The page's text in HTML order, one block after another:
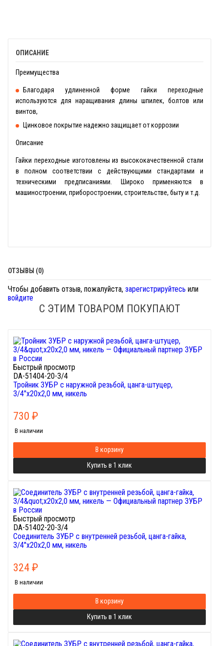
ОПИСАНИЕ
Преимущества
Благодаря удлиненной форме гайки переходные
используются для наращивания длины шпилек, болтов или
винтов,
Цинковое покрытие надежно защищает от коррозии
Описание
Гайки переходные изготовлены из высококачественной стали
в полном соответствии с действующими стандартами и
техническими предписаниями. Широко применяются в
машиностроении, приборостроении, строительстве, быту и т.д.
ОТЗЫВЫ (0)
Чтобы добавить отзыв, пожалуйста, зарегистрируйтесь или
войдите
С ЭТИМ ТОВАРОМ ПОКУПАЮТ
Быстрый просмотр
DA-51404-20-3/4
Тройник ЗУБР с наружной резьбой, цанга-штуцер,
3/4"х20х2,0 мм, никель
730 ₽
В наличии
В корзину
Купить в 1 клик
Быстрый просмотр
DA-51402-20-3/4
Соединитель ЗУБР с внутренней резьбой, цанга-гайка,
3/4"х20х2,0 мм, никель
324₽
В наличии
В корзину
Купить в 1 клик